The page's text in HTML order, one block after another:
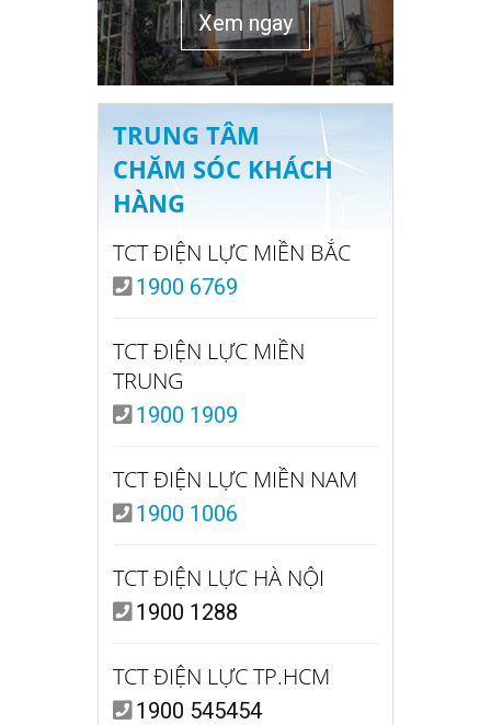
Xem ngay
TRUNG TÂM
CHĂM SÓC KHÁCH
HÀNG
TCT ĐIỆN LỰC MIỀN BẮC
1900 6769
TCT ĐIỆN LỰC MIỀN
TRUNG
1900 1909
TCT ĐIỆN LỰC MIỀN NAM
1900 1006
TCT ĐIỆN LỰC HÀ NỘI
1900 1288
TCT ĐIỆN LỰC TP.HCM
1900 545454